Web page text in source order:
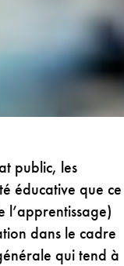
public, les
éducative que ce
l’apprentissage)
dans le cadre
qui tend à